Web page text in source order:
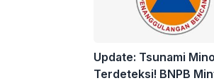
Update: Tsunami
Terdeteksi! BNPB